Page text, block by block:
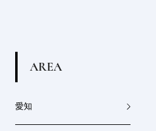
AREA
愛知